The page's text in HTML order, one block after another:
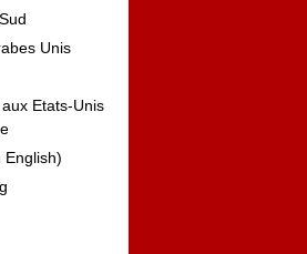
Unis
Etats-Unis
English)